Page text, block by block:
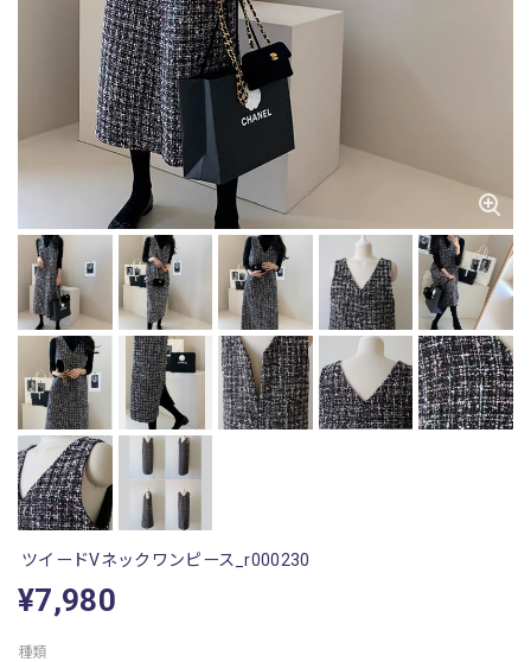
ツイードVネックワンピース_r000230
¥7,980
種類